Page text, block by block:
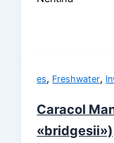
es, Freshwater,
Caracol
«bridgesii»)